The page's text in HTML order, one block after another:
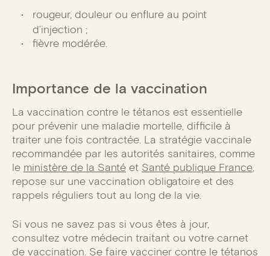
rougeur, douleur ou enflure au point
d’injection ;
fièvre modérée.
Importance de la vaccination
La vaccination contre le tétanos est essentielle
pour prévenir une maladie mortelle, difficile à
traiter une fois contractée. La stratégie vaccinale
recommandée par les autorités sanitaires, comme
le ministère de la Santé et Santé publique France,
repose sur une vaccination obligatoire et des
rappels réguliers tout au long de la vie.
Si vous ne savez pas si vous êtes à jour,
consultez votre médecin traitant ou votre carnet
de vaccination. Se faire vacciner contre le tétanos